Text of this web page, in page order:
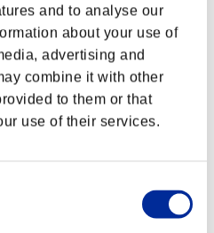
and to analyse our
about your use of
advertising and
combine it with other
to them or that
use of their services.